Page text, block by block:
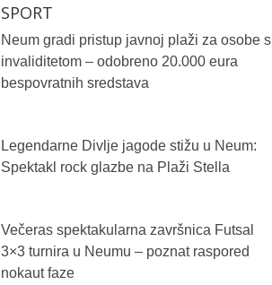
SPORT
Neum gradi pristup javnoj plaži za osobe s
invaliditetom – odobreno 20.000 eura
bespovratnih sredstava
Legendarne Divlje jagode stižu u Neum:
Spektakl rock glazbe na Plaži Stella
Večeras spektakularna završnica Futsal
3×3 turnira u Neumu – poznat raspored
nokaut faze